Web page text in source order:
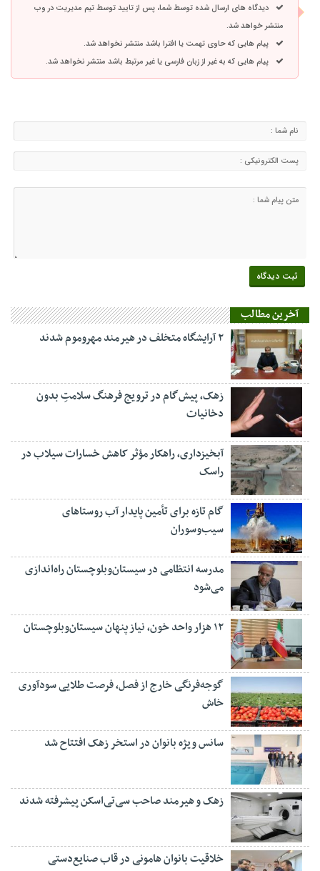
دیدگاه های ارسال شده توسط شما، پس از تایید توسط تیم مدیریت در وب
منتشر خواهد شد.
پیام هایی که حاوی تهمت یا افترا باشد منتشر نخواهد شد.
پیام هایی که به غیر از زبان فارسی یا غیر مرتبط باشد منتشر نخواهد شد.
آخرین مطالب
۲ آرایشگاه متخلف در هیرمند مهروموم شدند
زهک، پیش‌گام در ترویج فرهنگ سلامتِ بدون
دخانیات
آبخیزداری، راهکار مؤثر کاهش خسارات سیلاب در
راسک
گام تازه برای تأمین پایدار آب روستاهای
سیب‌وسوران
مدرسه انتظامی در سیستان‌وبلوچستان راه‌اندازی
می‌شود
۱۲ هزار واحد خون، نیاز پنهان سیستان‌وبلوچستان
گوجه‌فرنگی خارج از فصل، فرصت طلایی سودآوری
خاش
سانس ویژه بانوان در استخر زهک افتتاح شد
زهک و هیرمند صاحب سی‌تی‌اسکن پیشرفته شدند
خلاقیت بانوان هامونی در قاب صنایع‌دستی